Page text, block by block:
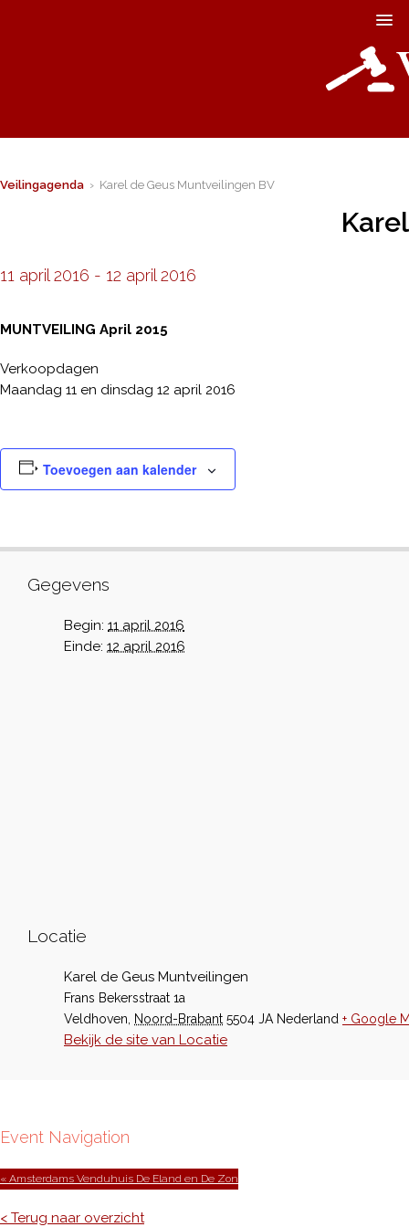
Veilingagenda › Karel de Geus Muntveilingen BV
11 april 2016 - 12 april 2016
MUNTVEILING April 2015
Verkoopdagen
Maandag 11 en dinsdag 12 april 2016
Toevoegen aan kalender
Gegevens
Begin: 11 april 2016
Einde: 12 april 2016
Locatie
Karel de Geus Muntveilingen
Frans Bekersstraat 1a
Veldhoven
Noord-Brabant 5504 JA Nederland + Google
Bekijk de site van Locatie
Event Navigation
« Amsterdams Venduhuis De Eland en De Zon
< Terug naar overzicht